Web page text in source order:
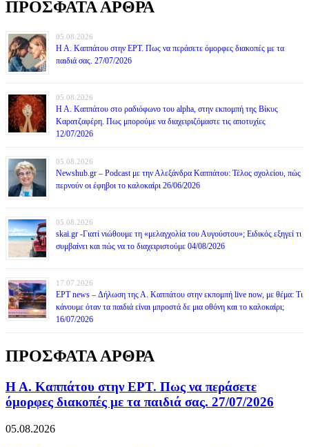
ΠΡΟΣΦΑΤΑ ΑΡΘΡΑ
05.08.2026
Η Α. Καππάτου στην ΕΡΤ. Πως να περάσετε όμορφες διακοπές με τα
παιδιά σας. 27/07/2026
05.08.2026
Η Α. Καππάτου στο ραδιόφωνο του alpha, στην εκπομπή της Βίκυς
Καρατζαφέρη. Πως μπορούμε να διαχειριζόμαστε τις αποτυχίες
12/07/2026
05.08.2026
Newshub.gr – Podcast με την Αλεξάνδρα Καππάτου: Τέλος σχολείου, πώς
περνούν οι έφηβοι το καλοκαίρι 26/06/2026
05.08.2026
skai.gr -Γιατί νιώθουμε τη «μελαγχολία του Αυγούστου»; Ειδικός εξηγεί τι
συμβαίνει και πώς να το διαχειριστούμε 04/08/2026
17.07.2026
ΕΡΤ news – Δήλωση της Α. Καππάτου στην εκπομπή live now, με θέμα: Τι
κάνουμε όταν τα παιδιά είναι μπροστά δε μια οθόνη και το καλοκαίρι;
16/07/2026
ΠΡΟΣΦΑΤΑ ΑΡΘΡΑ
Η Α. Καππάτου στην ΕΡΤ. Πως να περάσετε
όμορφες διακοπές με τα παιδιά σας. 27/07/2026
05.08.2026